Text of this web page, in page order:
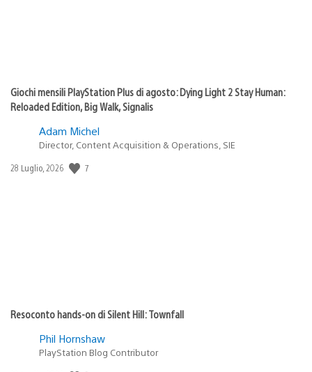
Giochi mensili PlayStation Plus di agosto: Dying Light 2 Stay Human:
Reloaded Edition, Big Walk, Signalis
Adam Michel
Director, Content Acquisition & Operations, SIE
Data
28 Luglio, 2026 7
Resoconto hands-on di Silent Hill: Townfall
Phil Hornshaw
PlayStation Blog Contributor